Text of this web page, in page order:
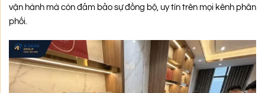
vận hành mà còn đảm bảo sự đồng bộ, uy tín trên mọi kênh phân
phối.